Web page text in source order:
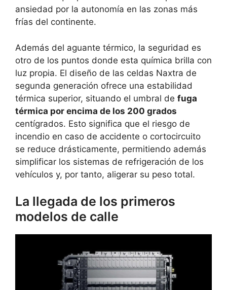
ansiedad por la autonomía en las zonas más
frías del continente.
Además del aguante térmico, la seguridad es
otro de los puntos donde esta química brilla con
luz propia. El diseño de las celdas Naxtra de
segunda generación ofrece una estabilidad
térmica superior, situando el umbral de fuga
térmica por encima de los 200 grados
centígrados. Esto significa que el riesgo de
incendio en caso de accidente o cortocircuito
se reduce drásticamente, permitiendo además
simplificar los sistemas de refrigeración de los
vehículos y, por tanto, aligerar su peso total.
La llegada de los primeros
modelos de calle